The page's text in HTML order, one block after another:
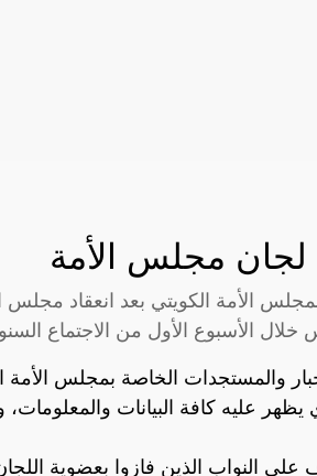
مجلس الأمة
الأمة الكويتي بعد انعقاد مجلس
الأسبوع الأول من الاجتماع
والمستجدات الخاصة بمجلس
عليه كافة البيانات
على النواب الذين فازوا بعضوية